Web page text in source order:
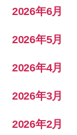
2026年6月
2026年5月
2026年4月
2026年3月
2026年2月